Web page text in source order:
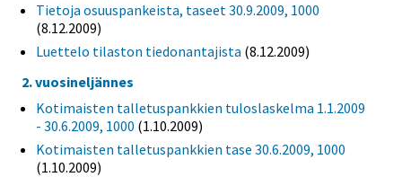
Tietoja osuuspankeista, taseet 30.9.2009, 1000
(8.12.2009)
Luettelo tilaston tiedonantajista (8.12.2009)
2. vuosineljännes
Kotimaisten talletuspankkien tuloslaskelma 1.1.2009
- 30.6.2009, 1000 (1.10.2009)
Kotimaisten talletuspankkien tase 30.6.2009, 1000
(1.10.2009)